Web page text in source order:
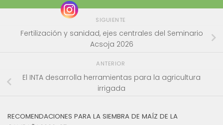
SIGUIENTE
Fertilización y sanidad, ejes centrales del Seminario
Acsoja 2026
ANTERIOR
El INTA desarrolla herramientas para la agricultura
irrigada
RECOMENDACIONES PARA LA SIEMBRA DE MAÍZ DE LA